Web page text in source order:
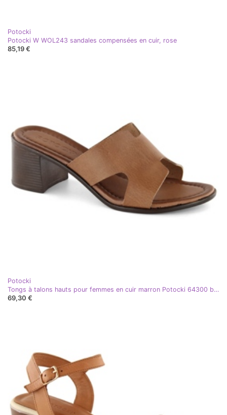
Potocki
Potocki W WOL243 sandales compensées en cuir, rose
85,19 €
Potocki
Tongs à talons hauts pour femmes en cuir marron Potocki 64300 brun
69,30 €